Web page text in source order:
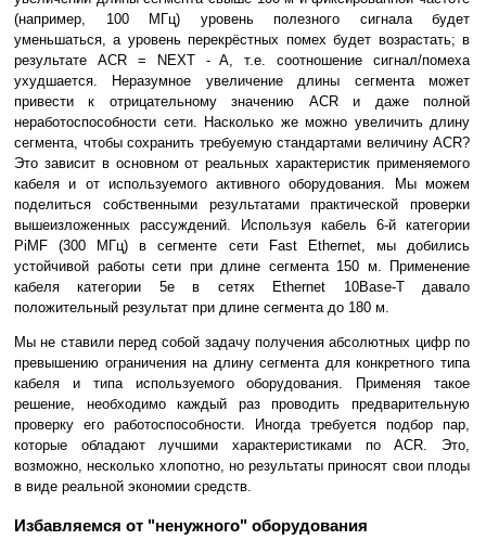
(например, 100 МГц) уровень полезного сигнала будет
уменьшаться, а уровень перекрёстных помех будет возрастать; в
результате ACR = NEXT - A, т.е. соотношение сигнал/помеха
ухудшается. Неразумное увеличение длины сегмента может
привести к отрицательному значению ACR и даже полной
неработоспособности сети. Насколько же можно увеличить длину
сегмента, чтобы сохранить требуемую стандартами величину ACR?
Это зависит в основном от реальных характеристик применяемого
кабеля и от используемого активного оборудования. Мы можем
поделиться собственными результатами практической проверки
вышеизложенных рассуждений. Используя кабель 6-й категории
PiMF (300 МГц) в сегменте сети Fast Ethernet, мы добились
устойчивой работы сети при длине сегмента 150 м. Применение
кабеля категории 5e в сетях Ethernet 10Base-T давало
положительный результат при длине сегмента до 180 м.
Мы не ставили перед собой задачу получения абсолютных цифр по
превышению ограничения на длину сегмента для конкретного типа
кабеля и типа используемого оборудования. Применяя такое
решение, необходимо каждый раз проводить предварительную
проверку его работоспособности. Иногда требуется подбор пар,
которые обладают лучшими характеристиками по ACR. Это,
возможно, несколько хлопотно, но результаты приносят свои плоды
в виде реальной экономии средств.
Избавляемся от "ненужного" оборудования